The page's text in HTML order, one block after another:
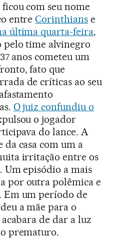
com seu nome
entreCorinthians e
última quarta-feira,
pelo time alvinegro
anos cometeu um
fato que
de críticas ao seu
O juiz confundiu o
o jogador
do lance. A
casa com um a
irritação entre os
episódio a mais
por outra polêmica e
Em um período de
a mãe para o
acabara de dar a luz
prematuro.